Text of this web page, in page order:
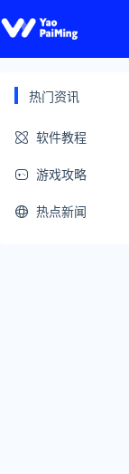
热门资讯
软件教程
游戏攻略
热点新闻